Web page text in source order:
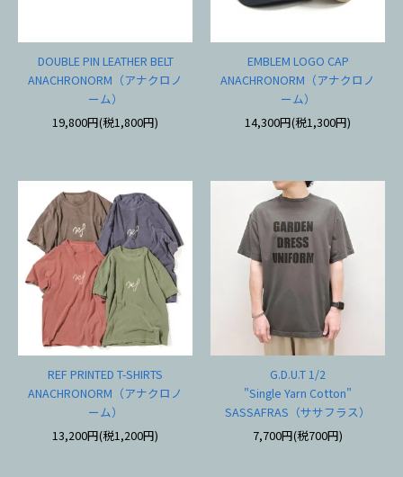
DOUBLE PIN LEATHER BELT
ANACHRONORM（アナクロノ
ーム）
19,800円(税1,800円)
EMBLEM LOGO CAP
ANACHRONORM（アナクロノ
ーム）
14,300円(税1,300円)
REF PRINTED T-SHIRTS
ANACHRONORM（アナクロノ
ーム）
13,200円(税1,200円)
G.D.U.T 1/2
"Single Yarn Cotton"
SASSAFRAS（ササフラス）
7,700円(税700円)